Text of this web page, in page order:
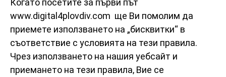
Когато посетите за първи път
www.digital4plovdiv.com ще Ви помолим да
приемете използването на „бисквитки“ в
съответствие с условията на тези правила.
Чрез използването на нашия уебсайт и
приемането на тези правила, Вие се